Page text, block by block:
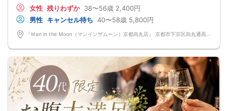
美味しいドリンクやフードを楽しみながら、
周囲を気にせず、リラックスして交流できます。
会話しやすい和やかな雰囲気なので、安心してご参加いただけます♪♪
「まずはお友達から仲良くなりたい♪」
「気になる人とカフェや納涼デートに行ってみたい♪」
れるはず♪♪
そろそろ前向きなご縁を見つけるきっかけを♡
～開催形式について～
ゆったり着席スタイル♪♪
美味しいドリンクをサービス♡（ソフトドリンク・ノンアルカクテル・カクテ
ル・ビール等♪♪）
連絡先交換自由♪♪ 次に繋がりやすい♪♪
女性 残りわずか 38〜56歳 2,400円
男性 キャンセル待ち 40〜58歳 5,800円